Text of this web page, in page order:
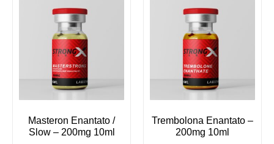
Masteron Enantato /
Slow – 200mg 10ml
Trembolona Enantato –
200mg 10ml